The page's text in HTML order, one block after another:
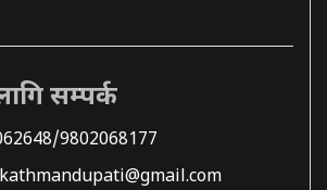
सम्पर्क
9802068177